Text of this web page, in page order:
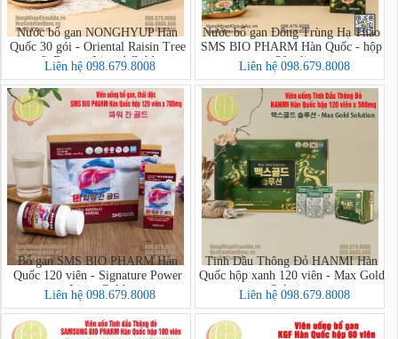
Nước bổ gan NONGHYUP Hàn
Quốc 30 gói - Oriental Raisin Tree
& Berries Liquid Gold
Liên hệ 098.679.8008
Nước bổ gan Đông Trùng Hạ Thảo
SMS BIO PHARM Hàn Quốc - hộp
30 gói
Liên hệ 098.679.8008
Bổ gan SMS BIO PHARM Hàn
Quốc 120 viên - Signature Power
Liver Gold
Liên hệ 098.679.8008
Tinh Dầu Thông Đỏ HANMI Hàn
Quốc hộp xanh 120 viên - Max Gold
Solution
Liên hệ 098.679.8008